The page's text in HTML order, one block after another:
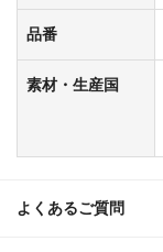
品番
素材・生産国
よくあるご質問